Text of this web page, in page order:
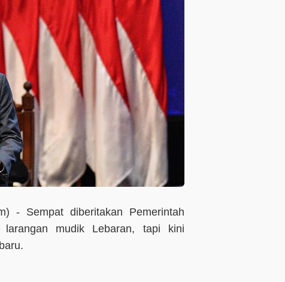
- Sempat diberitakan Pemerintah
larangan mudik Lebaran, tapi kini